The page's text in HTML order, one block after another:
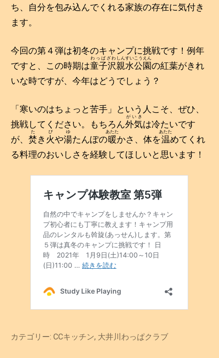
ち、自分を包み込んでくれる家族の存在に気付き
ます。
今回の第４弾は初冬のキャンプに挑戦です！例年
ですと、この時期は童子沢
わっぱざわ
親水公園
しんすいこうえん
の紅葉がきれ
いな時ですが、今年はどうでしょう？
「寒いのはちょっと苦手」という人こそ、ぜひ、
挑戦してください。もちろん外気
がいき
は冷たいです
が、焚
た
き 火
び
や湯
ゆ
たんぽの暖
あたた
かさ、体を温
あたた
めてくれ
る料理のおいしさを経験してほしいと思います！
カテゴリー:CCキッチン, 大井川わっぱクラブ